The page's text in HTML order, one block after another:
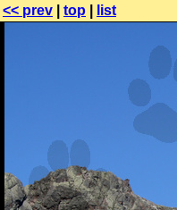
<< prev top list